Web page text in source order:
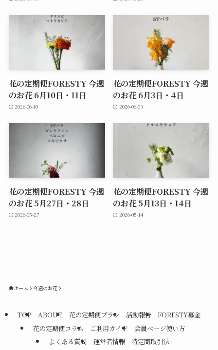
花の定期便FORESTY 今週
のお花 6月10日・11日
2026-06-10
花の定期便FORESTY 今週
のお花 6月3日・4日
2026-06-03
花の定期便FORESTY 今週
のお花 5月27日・28日
2026-05-27
花の定期便FORESTY 今週
のお花 5月13日・14日
2026-05-14
ホーム 今週のお花
TOP ABOUT 花の定期便プラン 活動報告
FORESTY募金
花の定期便コラム
ご利用ガイド
会員ページ使い方
よくある質問
運営者情報 特定商取引法